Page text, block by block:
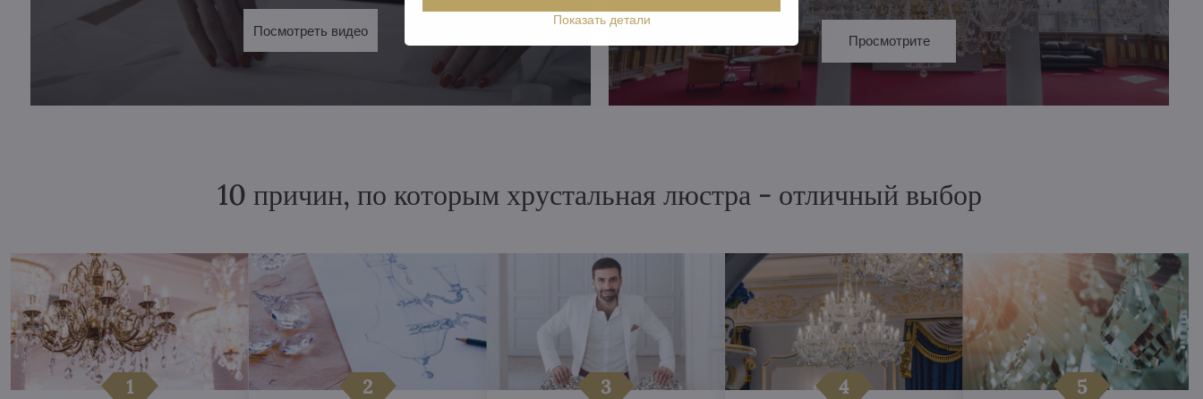
Посмотреть видео
Просмотрите
10 причин, по которым хрустальная люстра - отличный выбор
Показать детали